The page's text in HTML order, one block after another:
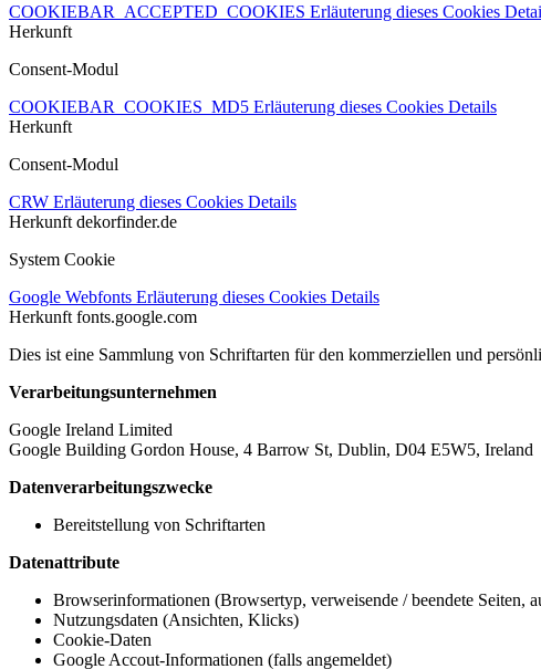
COOKIEBAR_ACCEPTED_COOKIES Erläuterung dieses Cookies
Herkunft
Consent-Modul
COOKIEBAR_COOKIES_MD5 Erläuterung dieses Cookies Details
Herkunft
Consent-Modul
CRW Erläuterung dieses Cookies Details
Herkunft dekorfinder.de
System Cookie
Google Webfonts Erläuterung dieses Cookies Details
Herkunft fonts.google.com
Dies ist eine Sammlung von Schriftarten für den kommerziellen und
Verarbeitungsunternehmen
Google Ireland Limited
Google Building Gordon House, 4 Barrow St, Dublin, D04 E5W5, Ireland
Datenverarbeitungszwecke
Bereitstellung von Schriftarten
Datenattribute
Browserinformationen (Browsertyp, verweisende / beendete Seiten,
Nutzungsdaten (Ansichten, Klicks)
Cookie-Daten
Google Accout-Informationen (falls angemeldet)